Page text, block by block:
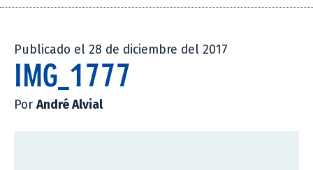
Publicado el 28 de diciembre del 2017
IMG_1777
Por André Alvial